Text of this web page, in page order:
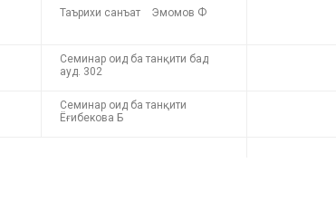
Таърихи санъат Эмомов Ф
Семинар оид ба танқити бад
ауд. 302
Семинар оид ба танқити
Ёғибекова Б